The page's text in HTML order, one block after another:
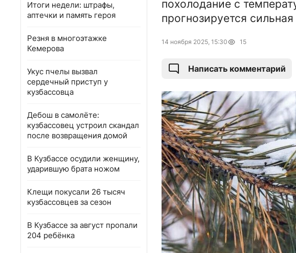
Итоги недели: штрафы,
аптечки и память героя
Резня в многоэтажке
Кемерова
Укус пчелы вызвал
сердечный приступ у
кузбассовца
Дебош в самолёте:
кузбассовец устроил скандал
после возвращения домой
В Кузбассе осудили женщину,
ударившую брата ножом
Клещи покусали 26 тысяч
кузбассовцев за сезон
В Кузбассе за август пропали
204 ребёнка
похолодание с
прогнозируется
14 ноября 2025, 15:30 15
Написать комментарий